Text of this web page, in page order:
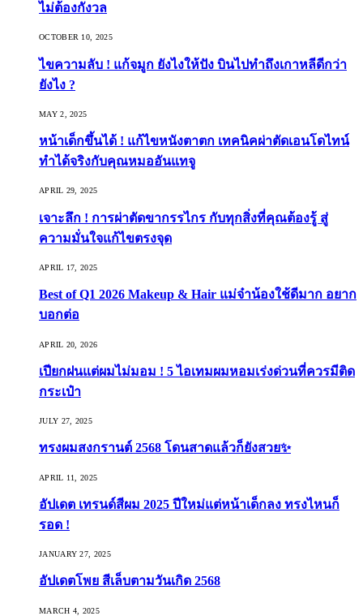
ไม่ต้องกังวล
OCTOBER 10, 2025
ไขความลับ ! แก้จมูก ยังไงให้ปัง บินไปทำถึงเกาหลีดีกว่า
ยังไง ?
MAY 2, 2025
หน้าเด็กขึ้นได้ ! แก้ไขหนังตาตก เทคนิคผ่าตัดเอนโดไทน์
ทำได้จริงกับคุณหมออันแทจู
APRIL 29, 2025
เจาะลึก ! การผ่าตัดขากรรไกร กับทุกสิ่งที่คุณต้องรู้ สู่
ความมั่นใจแก้ไขตรงจุด
APRIL 17, 2025
Best of Q1 2026 Makeup & Hair แม่จ๋าน้องใช้ดีมาก อยาก
บอกต่อ
APRIL 20, 2026
เปียกฝนแต่ผมไม่มอม ! 5 ไอเทมผมหอมเร่งด่วนที่ควรมีติด
กระเป๋า
JULY 27, 2025
ทรงผมสงกรานต์ 2568 โดนสาดแล้วก็ยังสวย✨
APRIL 11, 2025
อัปเดต เทรนด์สีผม 2025 ปีใหม่แต่หน้าเด็กลง ทรงไหนก็
รอด !
JANUARY 27, 2025
อัปเดตโพย สีเล็บตามวันเกิด 2568
MARCH 4, 2025